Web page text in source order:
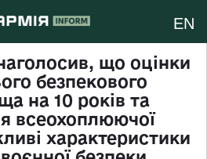
EN
що оцінки
безпекового
на 10 років та
всеохоплюючої
характеристики